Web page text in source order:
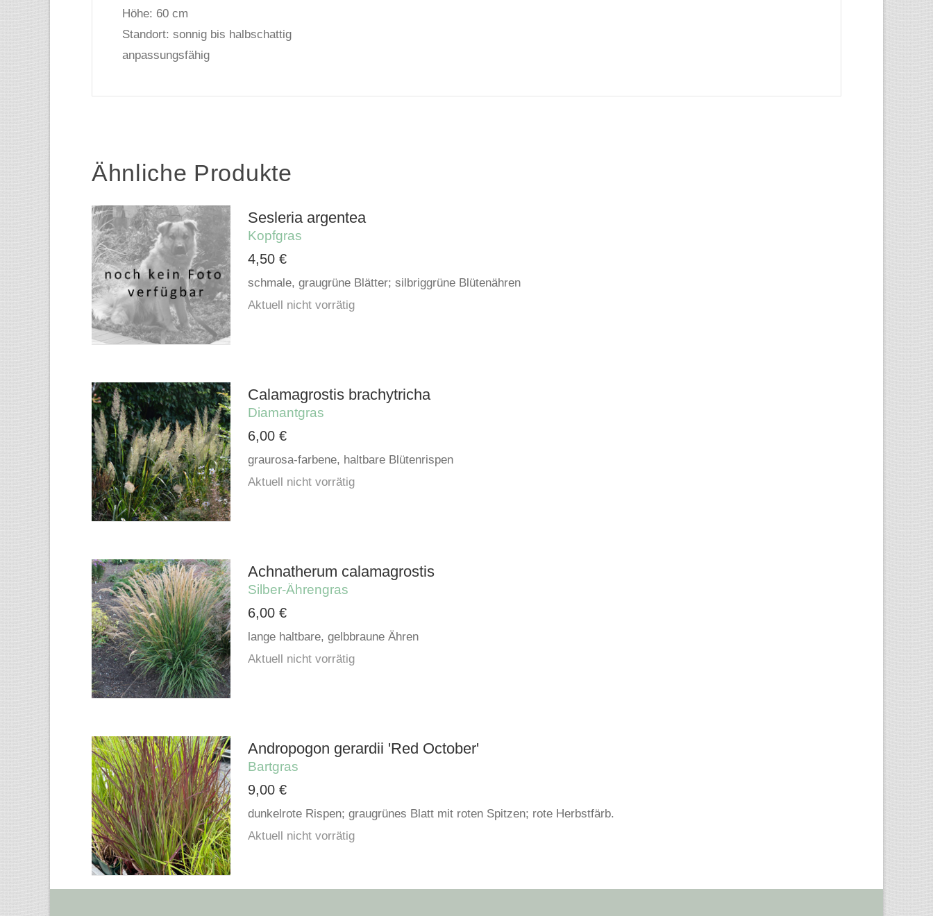
Höhe: 60 cm
Standort: sonnig bis halbschattig
anpassungsfähig
Ähnliche Produkte
Sesleria argentea
Kopfgras
4,50 €
schmale, graugrüne Blätter; silbriggrüne Blütenähren
Aktuell nicht vorrätig
Calamagrostis brachytricha
Diamantgras
6,00 €
graurosa-farbene, haltbare Blütenrispen
Aktuell nicht vorrätig
Achnatherum calamagrostis
Silber-Ährengras
6,00 €
lange haltbare, gelbbraune Ähren
Aktuell nicht vorrätig
Andropogon gerardii 'Red October'
Bartgras
9,00 €
dunkelrote Rispen; graugrünes Blatt mit roten Spitzen; rote Herbstfärb.
Aktuell nicht vorrätig